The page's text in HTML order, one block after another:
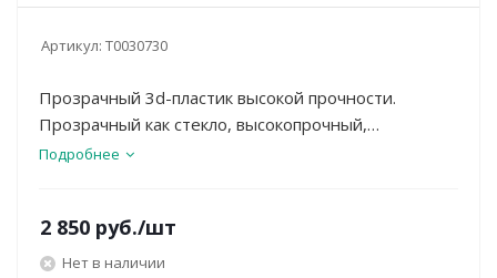
Артикул: Т0030730
Прозрачный 3d-пластик высокой прочности.
Прозрачный как стекло, высокопрочный,
негорючий, хорошо поддается механической
Подробнее
2 850 руб./шт
Нет в наличии